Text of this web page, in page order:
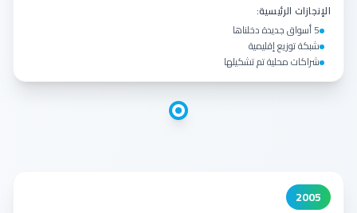
الإنجازات الرئيسية:
5 أسواق جديدة دخلناها
شبكة توزيع إقليمية
شراكات محلية تم تشكيلها
2005